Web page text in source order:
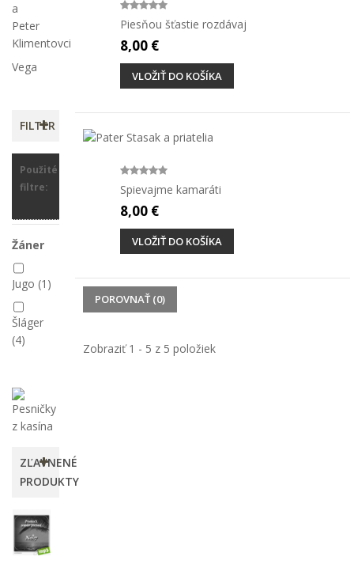
a
Peter
Klimentovci
Vega
FILTER
Použité
filtre:
Žáner
Jugo (1)
Šláger
(4)
ZĽAVNENÉ
PRODUKTY
Piesňou šťastie rozdávaj
8,00 €
VLOŽIŤ DO KOŠÍKA
Spievajme kamaráti
8,00 €
VLOŽIŤ DO KOŠÍKA
POROVNAŤ (0)
Zobraziť 1 - 5 z 5 položiek